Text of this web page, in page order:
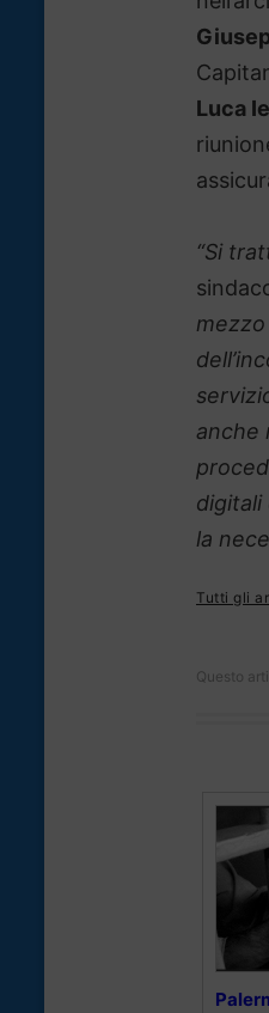
Luca
“Si
anche
digitali
la
Tutti gli
Questo